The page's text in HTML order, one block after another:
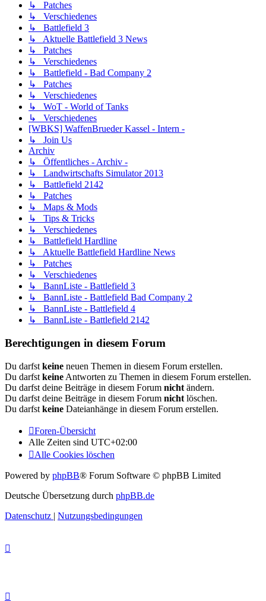
↳ Patches
↳ Verschiedenes
↳ Battlefield 3
↳ Aktuelle Battlefield 3 News
↳ Patches
↳ Verschiedenes
↳ Battlefield - Bad Company 2
↳ Patches
↳ Verschiedenes
↳ WoT - World of Tanks
↳ Verschiedenes
[WBKS] WaffenBrueder Kassel - Intern -
↳ Join Us
Archiv
↳ Öffentliches - Archiv -
↳ Landwirtschafts Simulator 2013
↳ Battlefield 2142
↳ Patches
↳ Maps & Mods
↳ Tips & Tricks
↳ Verschiedenes
↳ Battlefield Hardline
↳ Aktuelle Battlefield Hardline News
↳ Patches
↳ Verschiedenes
↳ BannListe - Battlefield 3
↳ BannListe - Battlefield Bad Company 2
↳ BannListe - Battlefield 4
↳ BannListe - Battlefield 2142
Berechtigungen in diesem Forum
Du darfst keine neuen Themen in diesem Forum erstellen.
Du darfst keine Antworten zu Themen in diesem Forum erstellen.
Du darfst deine Beiträge in diesem Forum nicht ändern.
Du darfst deine Beiträge in diesem Forum nicht löschen.
Du darfst keine Dateianhänge in diesem Forum erstellen.
Foren-Übersicht
Alle Zeiten sind UTC+02:00
Alle Cookies löschen
Powered by phpBB® Forum Software © phpBB Limited
Deutsche Übersetzung durch phpBB.de
Datenschutz | Nutzungsbedingungen